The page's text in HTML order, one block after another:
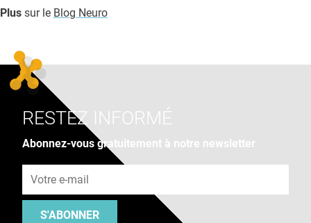
Plus sur le Blog Neuro
RESTEZ INFORMÉ
Abonnez-vous gratuitement à notre newsletter
S'ABONNER